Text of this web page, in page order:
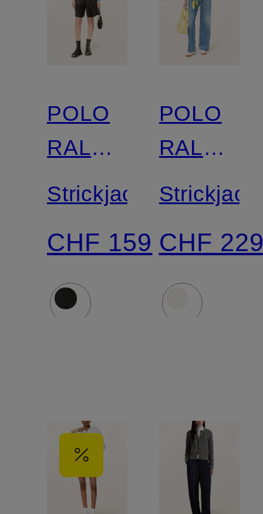
POLO
RALPH
LAUREN
Strickjacke
CHF 159
POLO
RALPH
LAUREN
CHF